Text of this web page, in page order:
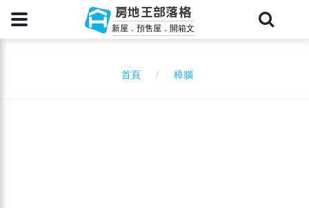
房地王部落格
新屋．預售屋．開箱文
首頁 樟腦